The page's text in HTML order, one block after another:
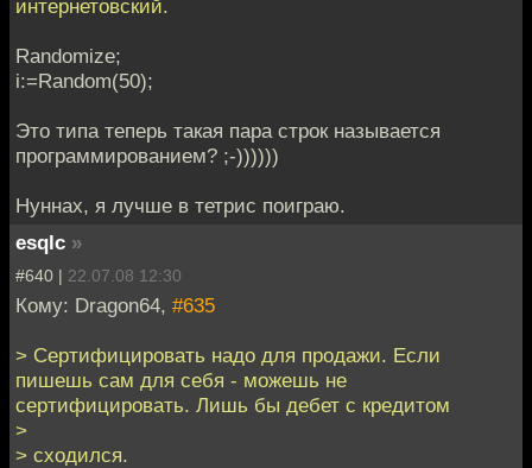
интернетовский.
Randomize;
i:=Random(50);
Это типа теперь такая пара строк называется
программированием? ;-))))))
Нуннах, я лучше в тетрис поиграю.
esqlc »
#640 | 22.07.08 12:30
Кому: Dragon64, #635
> Сертифицировать надо для продажи. Если
пишешь сам для себя - можешь не
сертифицировать. Лишь бы дебет с кредитом
>
> сходился.